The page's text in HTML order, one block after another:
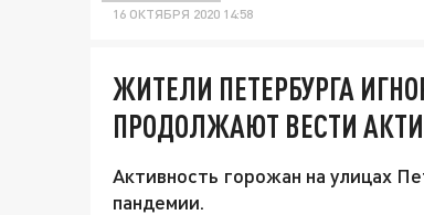
16 ОКТЯБРЯ 2020 14:58
ЖИТЕЛИ ПЕТЕРБУРГА
ПРОДОЛЖАЮТ ВЕСТИ
Активность горожан на улицах
пандемии.